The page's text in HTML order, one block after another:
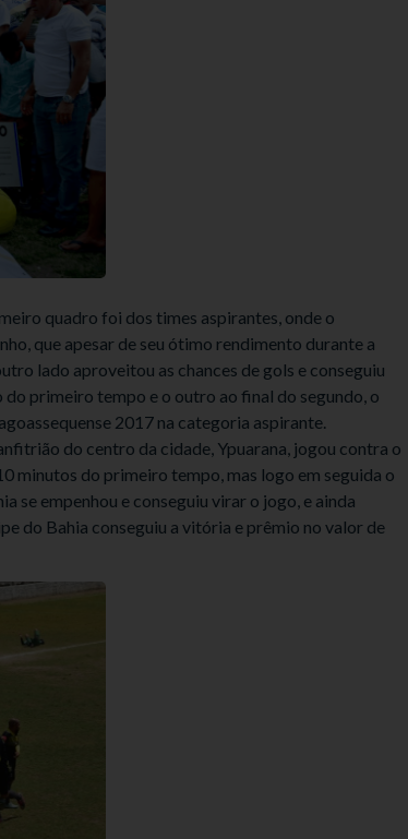
quadro foi dos times aspirantes, onde o
que apesar de seu ótimo rendimento durante a
lado aproveitou as chances de gols e conseguiu
primeiro tempo e o outro ao final do segundo, o
2017 na categoria aspirante.
do centro da cidade, Ypuarana, jogou contra o
minutos do primeiro tempo, mas logo em seguida o
se empenhou e conseguiu virar o jogo, e ainda
do Bahia conseguiu a vitória e prêmio no valor de